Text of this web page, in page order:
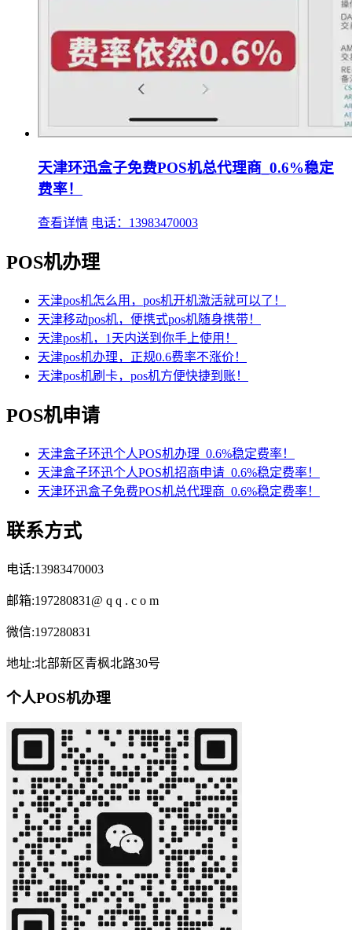
天津环迅盒子免费POS机总代理商_0.6%稳定
费率！
查看详情 电话：13983470003
POS机办理
天津pos机怎么用，pos机开机激活就可以了！
天津移动pos机，便携式pos机随身携带！
天津pos机，1天内送到你手上使用！
天津pos机办理，正规0.6费率不涨价！
天津pos机刷卡，pos机方便快捷到账！
POS机申请
天津盒子环迅个人POS机办理_0.6%稳定费率！
天津盒子环迅个人POS机招商申请_0.6%稳定费率！
天津环迅盒子免费POS机总代理商_0.6%稳定费率！
联系方式
电话:13983470003
邮箱:197280831@ q q . c o m
微信:197280831
地址:北部新区青枫北路30号
个人POS机办理